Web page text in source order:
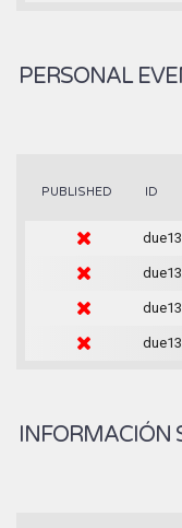
PERSONAL
PUBLISHED ID
INFORMACIÓN